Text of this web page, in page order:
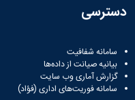
دسترسی
سامانه شفافیت
بیانیه صیانت از داده‌ها
گزارش آماری وب‌ سایت
سامانه فوریت‌های اداری (فؤاد)